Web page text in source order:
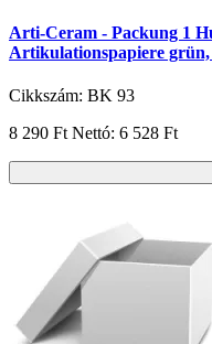
Arti-Ceram - Packung 1
Artikulationspapiere grün,
Cikkszám: BK 93
8 290 Ft Nettó: 6 528 Ft